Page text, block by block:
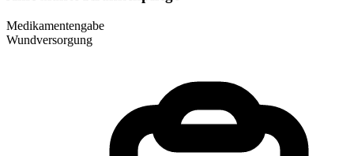
Medikamentengabe
Wundversorgung